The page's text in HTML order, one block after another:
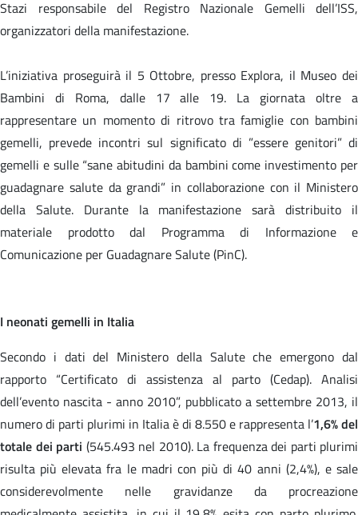
Stazi responsabile del Registro Nazionale Gemelli dell’ISS,
organizzatori della manifestazione.
L’iniziativa proseguirà il 5 Ottobre, presso Explora, il Museo dei
Bambini di Roma, dalle 17 alle 19. La giornata oltre a
rappresentare un momento di ritrovo tra famiglie con bambini
gemelli, prevede incontri sul significato di ”essere genitori” di
gemelli e sulle “sane abitudini da bambini come investimento per
guadagnare salute da grandi” in collaborazione con il Ministero
della Salute. Durante la manifestazione sarà distribuito il
materiale prodotto dal Programma di Informazione e
Comunicazione per Guadagnare Salute (PinC).
I neonati gemelli in Italia
Secondo i dati del Ministero della Salute che emergono dal
rapporto “Certificato di assistenza al parto (Cedap). Analisi
dell’evento nascita - anno 2010”, pubblicato a settembre 2013, il
numero di parti plurimi in Italia è di 8.550 e rappresenta l’1,6% del
totale dei parti (545.493 nel 2010). La frequenza dei parti plurimi
risulta più elevata fra le madri con più di 40 anni (2,4%), e sale
considerevolmente nelle gravidanze da procreazione